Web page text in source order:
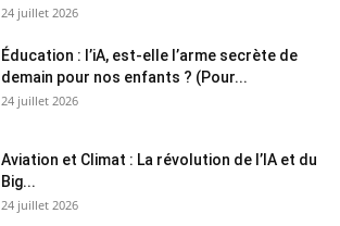
24 juillet 2026
Éducation : l’iA, est-elle l’arme secrète de
demain pour nos enfants ? (Pour...
24 juillet 2026
Aviation et Climat : La révolution de l’IA et du
Big...
24 juillet 2026